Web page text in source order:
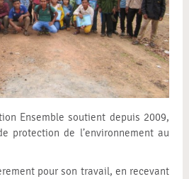
Ensemble soutient depuis 2009,
protection de l’environnement au
pour son travail, en recevant